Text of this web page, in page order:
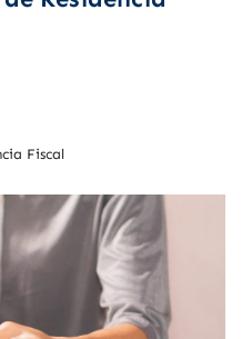
Fiscal